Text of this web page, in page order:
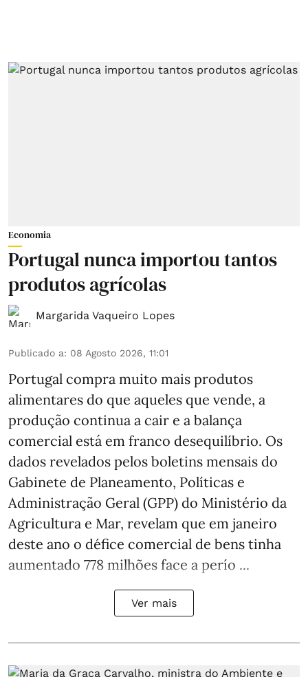
Economia
Portugal nunca importou tantos
produtos agrícolas
Margarida Vaqueiro Lopes
Publicado a: 08 Agosto 2026, 11:01
Portugal compra muito mais produtos
alimentares do que aqueles que vende, a
produção continua a cair e a balança
comercial está em franco desequilíbrio. Os
dados revelados pelos boletins mensais do
Gabinete de Planeamento, Políticas e
Administração Geral (GPP) do Ministério da
Agricultura e Mar, revelam que em janeiro
deste ano o défice comercial de bens tinha
aumentado 778 milhões face a perío ...
Ver mais